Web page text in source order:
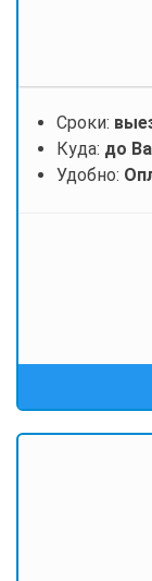
Сроки:
Куда: до
Удобно: